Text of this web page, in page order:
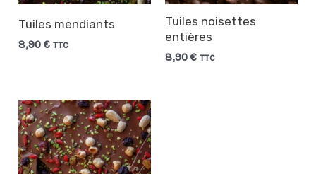
Tuiles mendiants
8,90€ TTC
Tuiles noisettes
entières
8,90 € TTC